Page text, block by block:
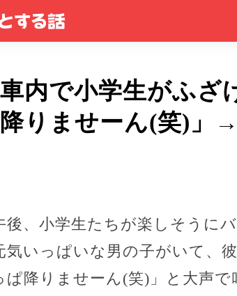
内で小学生がふざ
りませーん(笑)」
後、小学生たちが楽しそうに
気いっぱいな男の子がいて、
ぱ降りませーん(笑)」と大声